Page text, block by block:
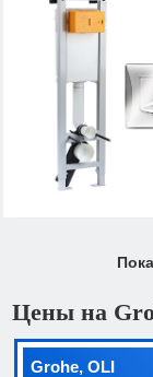
Цены на
Grohe, OLI